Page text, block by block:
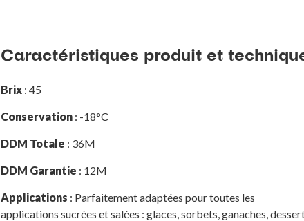
Caractéristiques produit et
Brix : 45
Conservation : -18°C
DDM Totale : 36M
DDM Garantie : 12M
Applications : Parfaitement adaptées pour toutes les
applications sucrées et salées : glaces, sorbets, ganaches,